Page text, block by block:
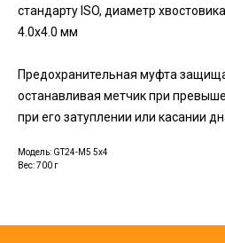
стандарту ISO, диаметр
4.0х4.0 мм
Предохранительная муфта
останавливая метчик при
при его затуплении или касании
Модель: GT24-M5 5x4
Вес: 700 г